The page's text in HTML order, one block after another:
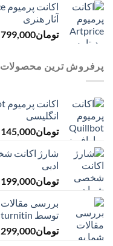
آثار هنری
تومان799,000
پرفروش ترین محصولات
انگلیسی
تومان145,000
ادبی
تومان199,000
توسط turnitin - بررسی میزان هوش مصنوعی مقاله
تومان299,000